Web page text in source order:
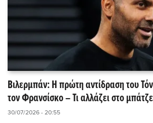
Βιλερμπάν: Η πρώτη αντίδραση του
τον Φρανσίσκο – Τι αλλάζει στο
30/07/2026 - 20:55